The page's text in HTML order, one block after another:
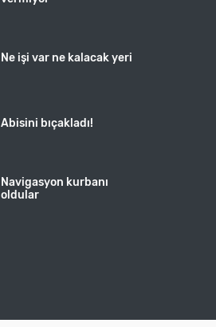
Ne işi var ne kalacak yeri
Abisini bıçakladı!
Navigasyon kurbanı
oldular